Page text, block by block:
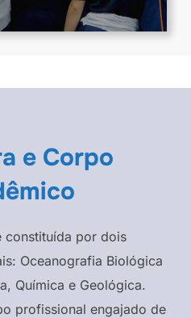
e Corpo
constituída por dois
Oceanografia Biológica
Química e Geológica.
profissional engajado de